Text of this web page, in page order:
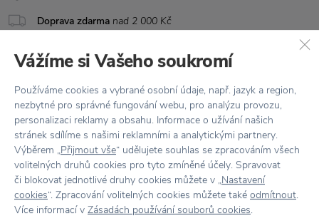
Doprava zdarma nad 2 000 Kč
Showroomve Zlíně
Vážíme si Vašeho soukromí
Používáme cookies a vybrané osobní údaje, např. jazyk a region,
nezbytné pro správné fungování webu, pro analýzu provozu,
personalizaci reklamy a obsahu. Informace o užívání našich
stránek sdílíme s našimi reklamními a analytickými partnery.
Výběrem „Přijmout vše“ udělujete souhlas se zpracováním všech
volitelných druhů cookies pro tyto zmíněné účely. Spravovat
či blokovat jednotlivé druhy cookies můžete v „Nastavení
cookies“. Zpracování volitelných cookies můžete také odmítnout.
Více informací v Zásadách používání souborů cookies.